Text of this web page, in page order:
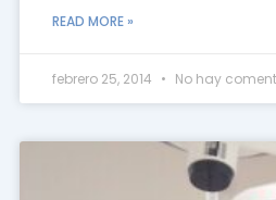
READ MORE »
febrero 25, 2014 No hay